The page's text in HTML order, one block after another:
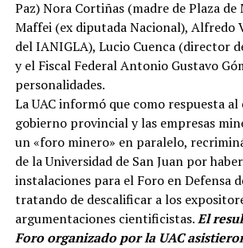
Paz) Nora Cortiñas (madre de Plaza de
Maffei (ex diputada Nacional), Alfredo
del IANIGLA), Lucio Cuenca (director
y el Fiscal Federal Antonio Gustavo
personalidades.
La UAC informó que como respuesta
gobierno provincial y las empresas
un «foro minero» en paralelo,
de la Universidad de San Juan por
instalaciones para el Foro en Defensa
tratando de descalificar a los
argumentaciones cientificistas.El
Foro organizado por la UAC